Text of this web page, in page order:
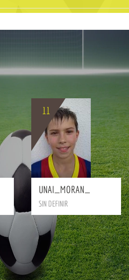
11
UNAI_MORAN_
SIN DEFINIR